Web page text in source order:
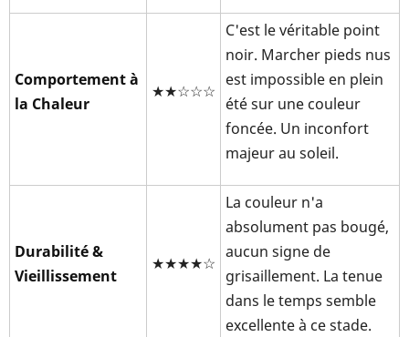
Comportement à
la Chaleur
★★☆☆☆
C'est le véritable point
noir. Marcher pieds nus
est impossible en plein
été sur une couleur
foncée. Un inconfort
majeur au soleil.
Durabilité &
Vieillissement
★★★★☆
La couleur n'a
absolument pas bougé,
aucun signe de
grisaillement. La tenue
dans le temps semble
excellente à ce stade.